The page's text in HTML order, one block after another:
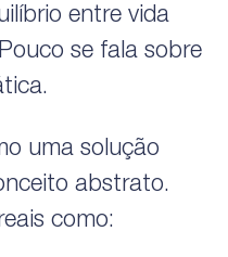
entre vida
se fala sobre
uma solução
abstrato.
como: